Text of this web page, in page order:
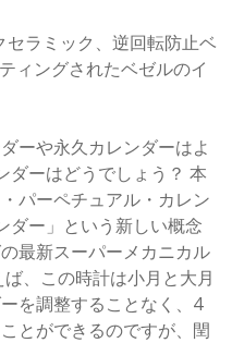
ラミック、逆回転防止ベ
ィングされたベゼルのイ
ーや永久カレンダーはよ
ダーはどうでしょう？ 本
パーペチュアル・カレン
ダー」という新しい概念
最新スーパーメカニカル
、この時計は小月と大月
を調整することなく、4
とができるのですが、閏